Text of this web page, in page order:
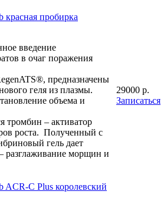
красная пробирка
введение
в очаг поражения
предназначены
геля из плазмы.
объема и
тромбин – активатор
роста. Полученный с
гель дает
морщин и
29000 р.
Записаться
ACR-C Plus королевский